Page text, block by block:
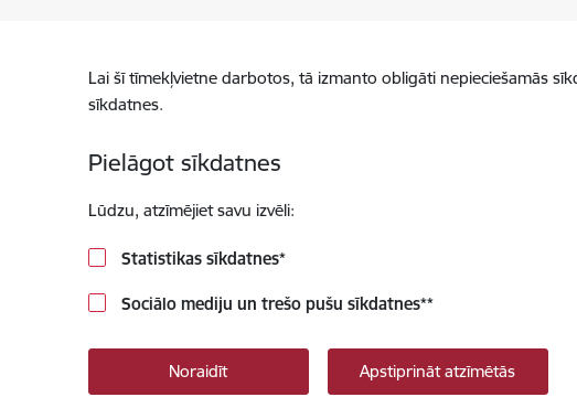
Lai šī tīmekļvietne darbotos, tā izmanto obligāti nepieciešamās
sīkdatnes.
Pielāgot sīkdatnes
Lūdzu, atzīmējiet savu izvēli:
Statistikas sīkdatnes*
Sociālo mediju un trešo pušu sīkdatnes**
Noraidīt Apstiprināt atzīmētās